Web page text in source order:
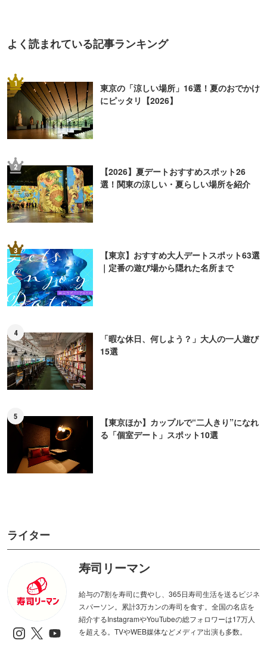
よく読まれている記事ランキング
1
東京の「涼しい場所」16選！夏のおでかけ
にピッタリ【2026】
2
【2026】夏デートおすすめスポット26
選！関東の涼しい・夏らしい場所を紹介
3
【東京】おすすめ大人デートスポット63選
｜定番の遊び場から隠れた名所まで
4
「暇な休日、何しよう？」大人の一人遊び
15選
5
【東京ほか】カップルで“二人きり”になれ
る「個室デート」スポット10選
ライター
寿司リーマン
給与の7割を寿司に費やし、365日寿司生活を送るビジネ
スパーソン。累計3万カンの寿司を食す。全国の名店を
紹介するInstagramやYouTubeの総フォロワーは17万人
を超える。TVやWEB媒体などメディア出演も多数。